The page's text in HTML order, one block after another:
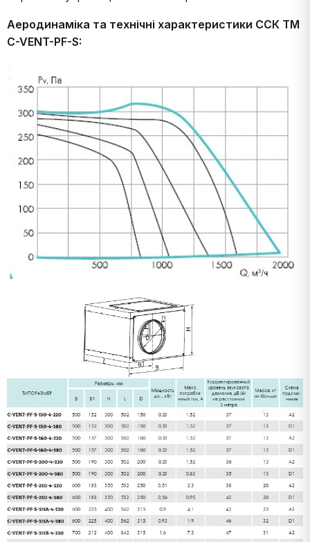
Аеродинаміка та технічні характеристики ССК ТМ
C-VENT-PF-S: